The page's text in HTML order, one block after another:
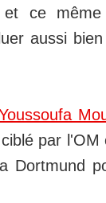
ce même
aussi
par l'OM
Dortmund